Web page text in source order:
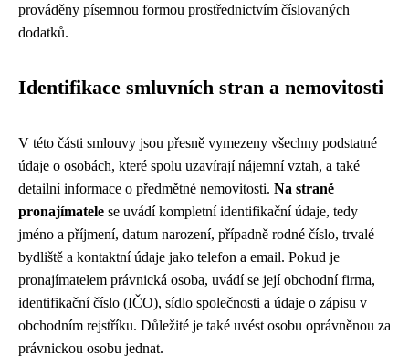
prováděny písemnou formou prostřednictvím číslovaných
dodatků.
Identifikace smluvních stran a nemovitosti
V této části smlouvy jsou přesně vymezeny všechny podstatné
údaje o osobách, které spolu uzavírají nájemní vztah, a také
detailní informace o předmětné nemovitosti. Na straně
pronajímatele se uvádí kompletní identifikační údaje, tedy
jméno a příjmení, datum narození, případně rodné číslo, trvalé
bydliště a kontaktní údaje jako telefon a email. Pokud je
pronajímatelem právnická osoba, uvádí se její obchodní firma,
identifikační číslo (IČO), sídlo společnosti a údaje o zápisu v
obchodním rejstříku. Důležité je také uvést osobu oprávněnou za
právnickou osobu jednat.